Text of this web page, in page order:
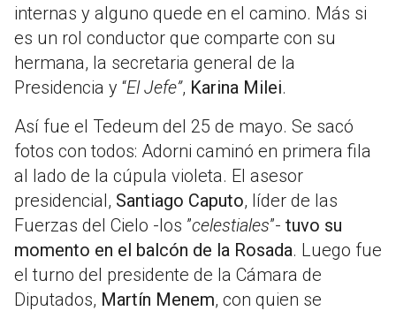
internas y alguno quede en el camino. Más si
es un rol conductor que comparte con su
hermana, la secretaria general de la
Presidencia y “El Jefe”, Karina Milei.
Así fue el Tedeum del 25 de mayo. Se sacó
fotos con todos: Adorni caminó en primera fila
al lado de la cúpula violeta. El asesor
presidencial, Santiago Caputo, líder de las
Fuerzas del Cielo -los ”celestiales”- tuvo su
momento en el balcón de la Rosada. Luego fue
el turno del presidente de la Cámara de
Diputados, Martín Menem, con quien se